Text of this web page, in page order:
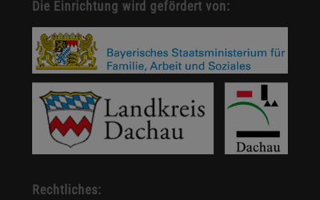
Die Einrichtung wird gefördert von:
Rechtliches: